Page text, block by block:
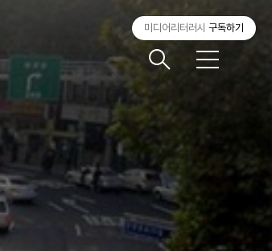
메
미디어리터러시 구독하기